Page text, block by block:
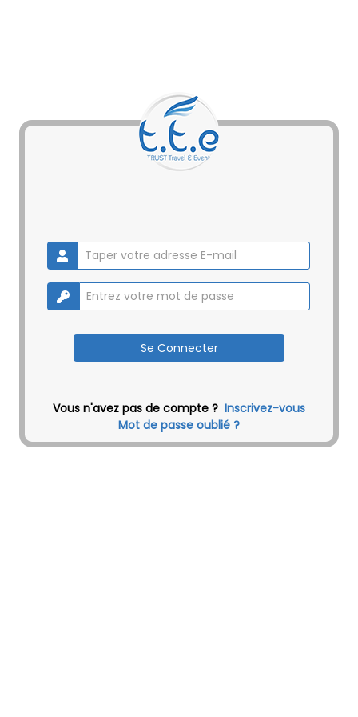
Se Connecter
Vous n'avez pas de compte ? Inscrivez-vous
Mot de passe oublié ?